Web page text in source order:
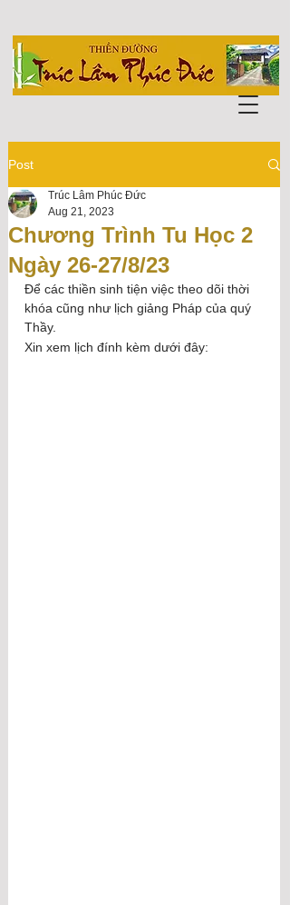
Post
Chương Trình Tu Học 2
Ngày 26-27/8/23
Trúc Lâm Phúc Đức
Aug 21, 2023
Để các thiền sinh tiện việc theo dõi thời
khóa cũng như lịch giảng Pháp của quý
Thầy.
Xin xem lịch đính kèm dưới đây: